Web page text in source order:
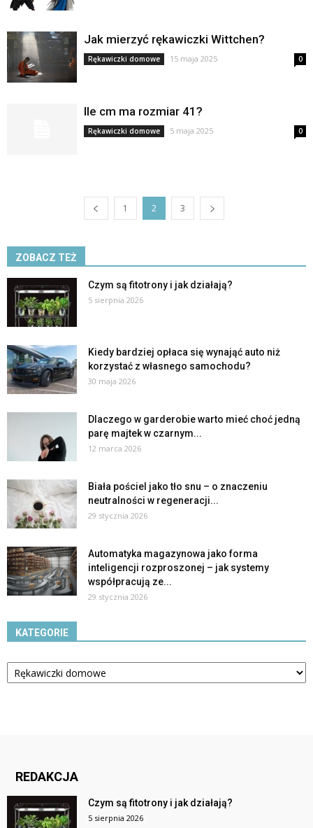
Jak mierzyć rękawiczki Wittchen?
Rękawiczki domowe 15 maja 2025 0
Ile cm ma rozmiar 41?
Rękawiczki domowe 5 maja 2025 0
1 2 3
ZOBACZ TEŻ
Czym są fitotrony i jak działają?
5 sierpnia 2026
Kiedy bardziej opłaca się wynająć auto niż
korzystać z własnego samochodu?
30 maja 2026
Dlaczego w garderobie warto mieć choć jedną
parę majtek w czarnym...
12 marca 2026
Biała pościel jako tło snu – o znaczeniu
neutralności w regeneracji...
29 stycznia 2026
Automatyka magazynowa jako forma
inteligencji rozproszonej – jak systemy
współpracują ze...
29 stycznia 2026
KATEGORIE
Kategorie
REDAKCJA
Czym są fitotrony i jak działają?
5 sierpnia 2026